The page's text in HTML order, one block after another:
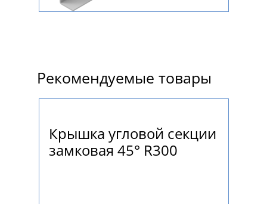
Рекомендуемые товары
Крышка угловой секции
замковая 45° R300